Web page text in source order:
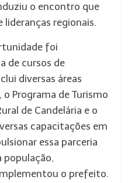
o encontro que
regionais.
foi
de cursos de
diversas áreas
o Programa de Turismo
de Candelária e o
capacitações em
essa parceria
população,
o prefeito.